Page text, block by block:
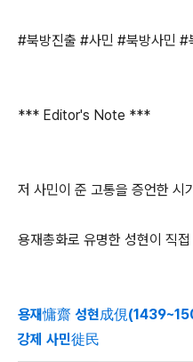
#북방진출 #사민 #북방사민 #
*** Editor's Note ***
저 사민이 준 고통을 증언한 시
용재총화로 유명한 성현이 직
용재慵齋 성현成俔
강제 사민徙民